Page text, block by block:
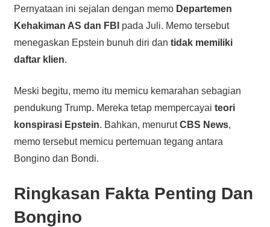
Pernyataan ini sejalan dengan memo Departemen
Kehakiman AS dan FBI pada Juli. Memo tersebut
menegaskan Epstein bunuh diri dan tidak memiliki
daftar klien.
Meski begitu, memo itu memicu kemarahan sebagian
pendukung Trump. Mereka tetap mempercayai teori
konspirasi Epstein. Bahkan, menurutCBS News,
memo tersebut memicu pertemuan tegang antara
Bongino dan Bondi.
Ringkasan Fakta Penting Dan
Bongino